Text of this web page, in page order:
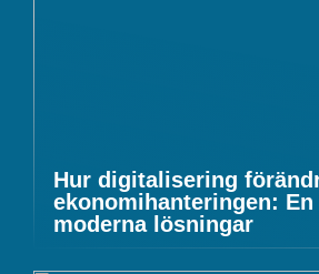
Hur digitalisering
ekonomihanteringen:
moderna lösningar